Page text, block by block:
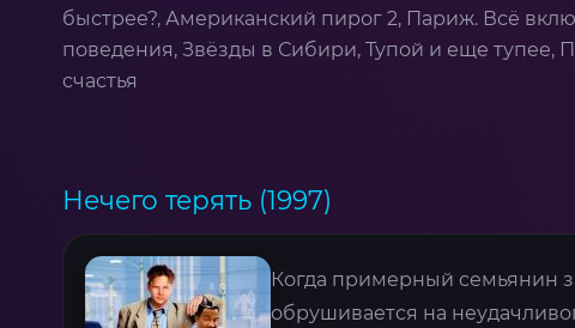
быстрее?, Американский пирог 2, Париж. Всё
поведения, Звёзды в Сибири, Тупой и еще тупее,
счастья
Нечего терять (1997)
Когда примерный семьянин
обрушивается на